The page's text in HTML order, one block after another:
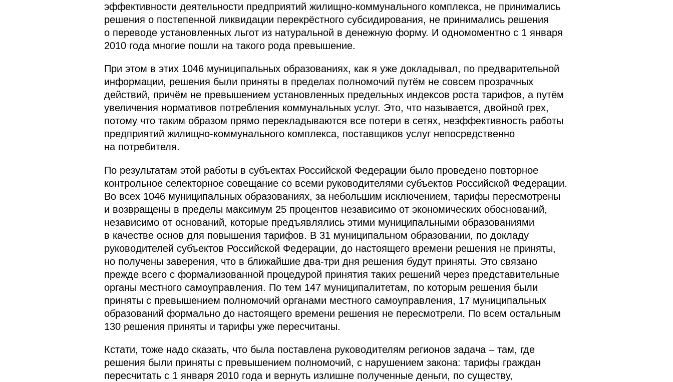
эффективности деятельности предприятий жилищно-коммунального комплекса, не принимались
решения о постепенной ликвидации перекрёстного субсидирования, не принимались решения
о переводе установленных льгот из натуральной в денежную форму. И одномоментно с 1 января
2010 года многие пошли на такого рода превышение.
При этом в этих 1046 муниципальных образованиях, как я уже докладывал, по предварительной
информации, решения были приняты в пределах полномочий путём не совсем прозрачных
действий, причём не превышением установленных предельных индексов роста тарифов, а путём
увеличения нормативов потребления коммунальных услуг. Это, что называется, двойной грех,
потому что таким образом прямо перекладываются все потери в сетях, неэффективность работы
предприятий жилищно-коммунального комплекса, поставщиков услуг непосредственно
на потребителя.
По результатам этой работы в субъектах Российской Федерации было проведено повторное
контрольное селекторное совещание со всеми руководителями субъектов Российской Федерации.
Во всех 1046 муниципальных образованиях, за небольшим исключением, тарифы пересмотрены
и возвращены в пределы максимум 25 процентов независимо от экономических обоснований,
независимо от оснований, которые предъявлялись этими муниципальными образованиями
в качестве основ для повышения тарифов. В 31 муниципальном образовании, по докладу
руководителей субъектов Российской Федерации, до настоящего времени решения не приняты,
но получены заверения, что в ближайшие два-три дня решения будут приняты. Это связано
прежде всего с формализованной процедурой принятия таких решений через представительные
органы местного самоуправления. По тем 147 муниципалитетам, по которым решения были
приняты с превышением полномочий органами местного самоуправления, 17 муниципальных
образований формально до настоящего времени решения не пересмотрели. По всем остальным
130 решения приняты и тарифы уже пересчитаны.
Кстати, тоже надо сказать, что была поставлена руководителям регионов задача – там, где
решения были приняты с превышением полномочий, с нарушением закона: тарифы граждан
пересчитать с 1 января 2010 года и вернуть излишне полученные деньги, по существу,